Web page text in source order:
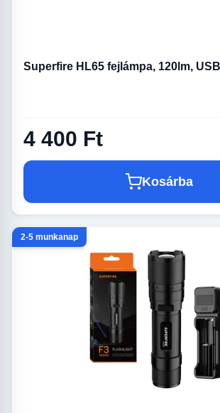
Superfire HL65 fejlámpa, 120lm,
4 400 Ft
Kosárba
2-5 munkanap